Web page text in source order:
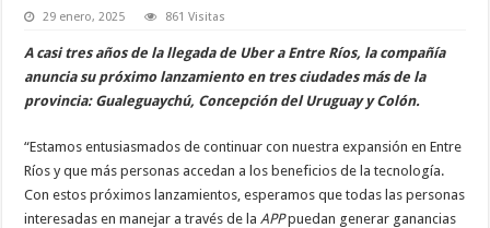
29 enero, 2025 861 Visitas
A casi tres años de la llegada de Uber a Entre Ríos, la compañía
anuncia su próximo lanzamiento en tres ciudades más de la
provincia: Gualeguaychú, Concepción del Uruguay y Colón.
“Estamos entusiasmados de continuar con nuestra expansión en Entre
Ríos y que más personas accedan a los beneficios de la tecnología.
Con estos próximos lanzamientos, esperamos que todas las personas
interesadas en manejar a través de laAPPpuedan generar ganancias